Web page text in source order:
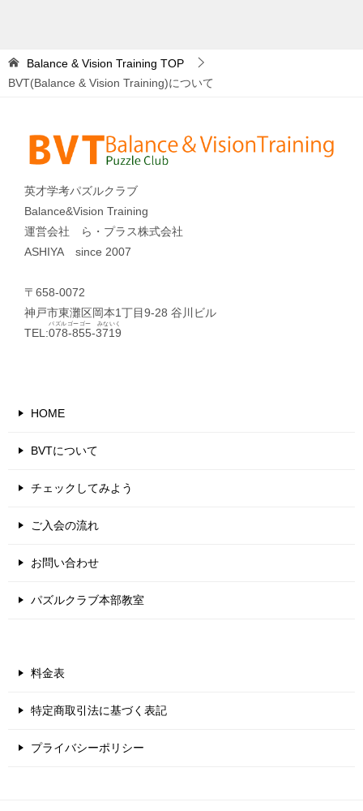
Balance & Vision Training TOP
BVT(Balance & Vision Training)について
英才学考パズルクラブ
Balance&Vision Training
運営会社 ら・プラス株式会社
ASHIYA since 2007
〒658-0072
神戸市東灘区岡本1丁目9-28 谷川ビル
TEL:078-855-3719
パズルゴーゴー みないく
HOME
BVTについて
チェックしてみよう
ご入会の流れ
お問い合わせ
パズルクラブ本部教室
料金表
特定商取引法に基づく表記
プライバシーポリシー